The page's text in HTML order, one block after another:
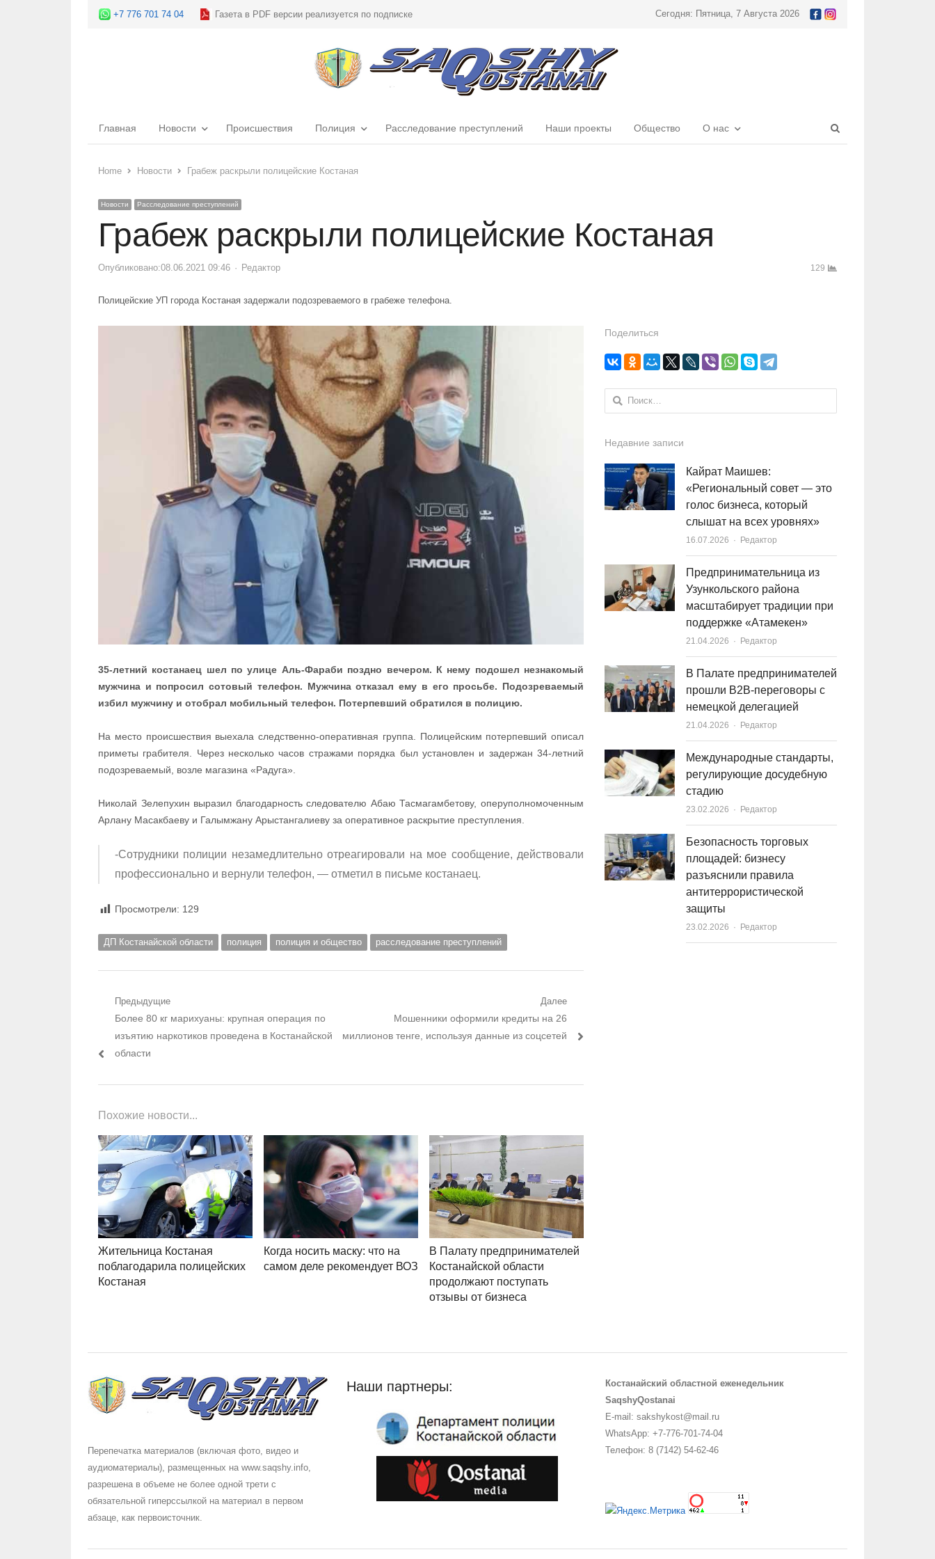
+7 776 701 74 04 Газета в PDF версии реализуется по подписке Сегодня: Пятница, 7 Августа 2026
Главная Новости Происшествия Полиция Расследование преступлений Наши проекты Общество О нас
Home
Новости Грабеж раскрыли полицейские Костаная
Новости Расследование преступлений
Грабеж раскрыли полицейские Костаная
Опубликовано:08.06.2021 09:46 Author
Редактор 129
Полицейские УП города Костаная задержали подозреваемого в грабеже телефона.
35-летний костанаец шел по улице Аль-Фараби поздно вечером. К нему подошел незнакомый
мужчина и попросил сотовый телефон. Мужчина отказал ему в его просьбе. Подозреваемый
избил мужчину и отобрал мобильный телефон. Потерпевший обратился в полицию.
На место происшествия выехала следственно-оперативная группа. Полицейским потерпевший описал
приметы грабителя. Через несколько часов стражами порядка был установлен и задержан 34-летний
подозреваемый, возле магазина «Радуга».
Николай Зелепухин выразил благодарность следователю Абаю Тасмагамбетову, оперуполномоченным
Арлану Масакбаеву и Галымжану Арыстангалиеву за оперативное раскрытие преступления.
-Сотрудники полиции незамедлительно отреагировали на мое сообщение, действовали
профессионально и вернули телефон, — отметил в письме костанаец.
Просмотрели: 129
ДП Костанайской области полиция полиция и общество расследование преступлений
Навигация по записям
Предыдущие
Предыдущий пост:
Более 80 кг марихуаны: крупная операция по
изъятию наркотиков проведена в Костанайской
области
Далее
Следующий пост:
Мошенники оформили кредиты на 26
миллионов тенге, используя данные из соцсетей
Похожие новости...
Жительница Костаная
поблагодарила полицейских
Костаная
Когда носить маску: что на
самом деле рекомендует ВОЗ
В Палату предпринимателей
Костанайской области
продолжают поступать
отзывы от бизнеса
Поделиться
Найти:
Недавние записи
Кайрат Маишев:
«Региональный совет — это
голос бизнеса, который
слышат на всех уровнях»
16.07.2026 Author
Редактор
Предпринимательница из
Узункольского района
масштабирует традиции при
поддержке «Атамекен»
21.04.2026 Author
Редактор
В Палате предпринимателей
прошли B2B-переговоры с
немецкой делегацией
21.04.2026 Author
Редактор
Международные стандарты,
регулирующие досудебную
стадию
23.02.2026 Author
Редактор
Безопасность торговых
площадей: бизнесу
разъяснили правила
антитеррористической
защиты
23.02.2026 Author
Редактор
Перепечатка материалов (включая фото, видео и
аудиоматериалы), размещенных на www.saqshy.info,
разрешена в объеме не более одной трети с
обязательной гиперссылкой на материал в первом
абзаце, как первоисточник.
Наши партнеры:
Костанайский областной еженедельник
SaqshyQostanai
E-mail: sakshykost@mail.ru
WhatsApp: +7-776-701-74-04
Телефон: 8 (7142) 54-62-46